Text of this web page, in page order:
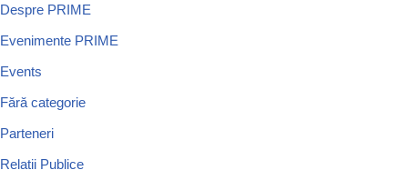
Despre PRIME
Evenimente PRIME
Events
Fără categorie
Parteneri
Relatii Publice